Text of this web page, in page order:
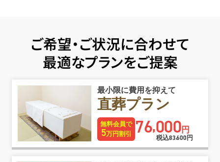
ご希望・ご状況に合わせて
最適なプランをご提案
最小限に費用を抑えて
直葬プラン
無料会員で
5万円割引 76,000円
税込83,600円